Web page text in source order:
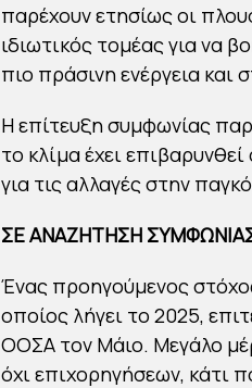
παρέχουν ετησίως οι
ιδιωτικός τομέας για να
πιο πράσινη ενέργεια και
Η επίτευξη συμφωνίας
το κλίμα έχει
για τις αλλαγές στην
ΣΕ ΑΝΑΖΗΤΗΣΗ
Ένας προηγούμενος
οποίος λήγει το 2025,
ΟΟΣΑ τον Μάιο. Μεγάλο
όχι επιχορηγήσεων, κάτι